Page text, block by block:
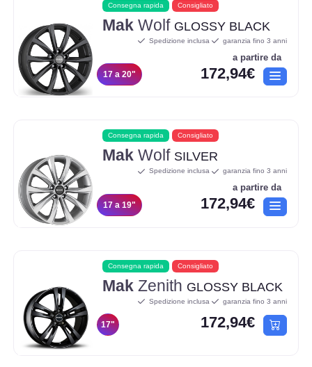
Consegna rapida Consigliato
Mak Wolf GLOSSY BLACK
17 a 20"
Spedizione inclusa garanzia fino 3 anni
a partire da
172,94€
Consegna rapida Consigliato
Mak Wolf SILVER
17 a 19"
Spedizione inclusa garanzia fino 3 anni
a partire da
172,94€
Consegna rapida Consigliato
Mak Zenith GLOSSY BLACK
17"
Spedizione inclusa garanzia fino 3 anni
172,94€